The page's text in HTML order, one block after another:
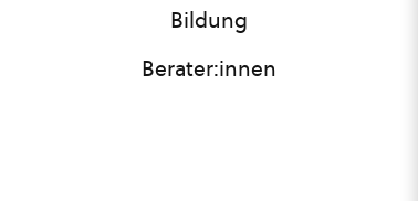
Bildung
Berater:innen